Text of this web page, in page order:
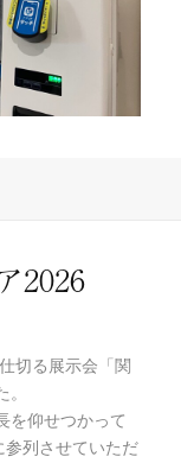
2026
切る展示会「関
を仰せつかって
参列させていただ